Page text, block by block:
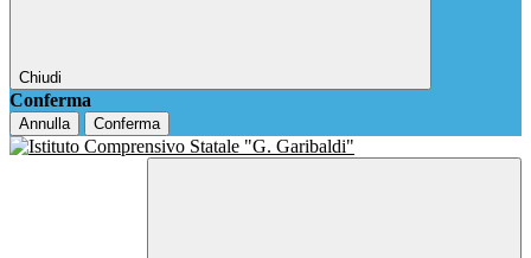
Chiudi
Conferma
Annulla Conferma